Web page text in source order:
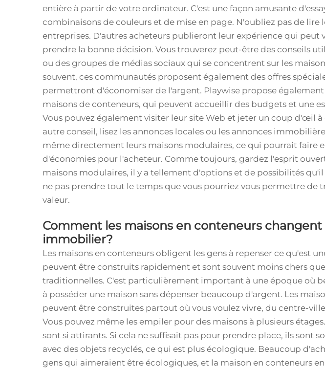
entière à partir de votre ordinateur. C'est une façon amusante
combinaisons de couleurs et de mise en page. N'oubliez pas de lire
entreprises. D'autres acheteurs publieront leur expérience qui peut
prendre la bonne décision. Vous trouverez peut-être des conseils
ou des groupes de médias sociaux qui se concentrent sur les
souvent, ces communautés proposent également des offres
permettront d'économiser de l'argent. Playwise propose
maisons de conteneurs, qui peuvent accueillir des budgets et une
Vous pouvez également visiter leur site Web et jeter un coup d'œil à
autre conseil, lisez les annonces locales ou les annonces
même directement leurs maisons modulaires, ce qui pourrait faire
d'économies pour l'acheteur. Comme toujours, gardez l'esprit
maisons modulaires, il y a tellement d'options et de possibilités
ne pas prendre tout le temps que vous pourriez vous permettre de
valeur.
Comment les maisons en conteneurs changent
immobilier?
Les maisons en conteneurs obligent les gens à repenser ce qu'est
peuvent être construits rapidement et sont souvent moins chers
traditionnelles. C'est particulièrement important à une époque où
à posséder une maison sans dépenser beaucoup d'argent. Les
peuvent être construites partout où vous voulez vivre, du centre-
Vous pouvez même les empiler pour des maisons à plusieurs
sont si attirants. Si cela ne suffisait pas pour prendre place, ils sont
avec des objets recyclés, ce qui est plus écologique. Beaucoup
gens qui aimeraient être écologiques, et la maison en conteneurs